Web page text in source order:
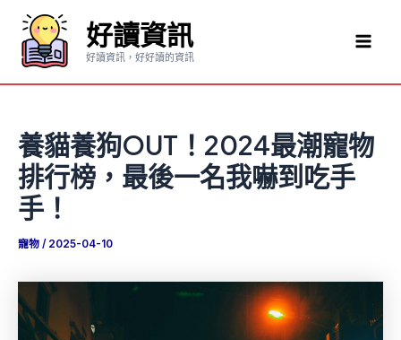
要
好讀資訊
好讀資訊，好好讀的資訊
養貓養狗OUT！2024最潮寵物
排行榜，最後一名我嚇到吃手
手！
寵物 / 2025-04-10